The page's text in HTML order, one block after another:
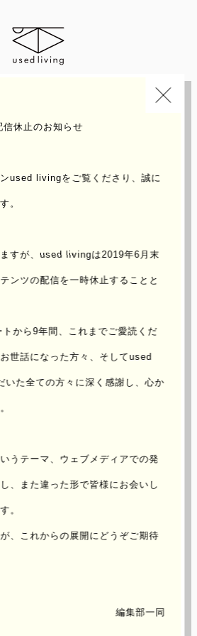
信休止のお知らせ
used livingをご覧くださり、誠に
。
すが、used livingは2019年6月末
ンツの配信を一時休止することと
から9年間、これまでご愛読くだ
世話になった方々、 そしてused
いた全ての方々に深く感謝し、心か
うテーマ、ウェブメディアでの発
、 また違った形で皆様にお会いし
。
、これからの展開にどうぞご期待
編集部一同
vol.16
18 ｜ AUTHOR :
性を、より良いものとし